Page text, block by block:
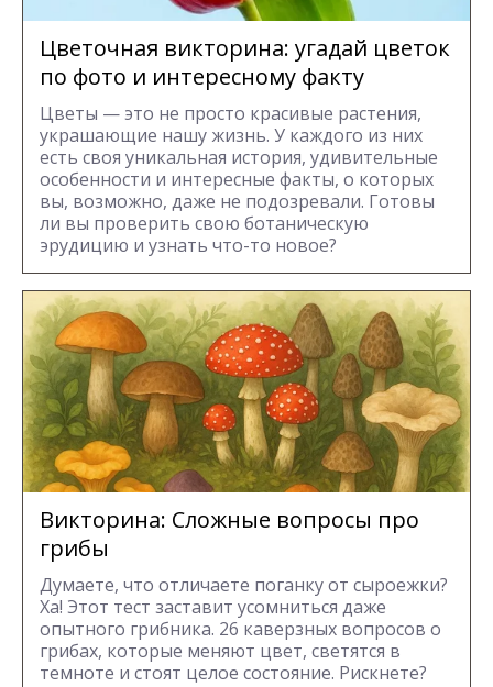
Цветочная викторина: угадай цветок
по фото и интересному факту
Цветы — это не просто красивые растения,
украшающие нашу жизнь. У каждого из них
есть своя уникальная история, удивительные
особенности и интересные факты, о которых
вы, возможно, даже не подозревали. Готовы
ли вы проверить свою ботаническую
эрудицию и узнать что-то новое?
Викторина: Сложные вопросы про
грибы
Думаете, что отличаете поганку от сыроежки?
Ха! Этот тест заставит усомниться даже
опытного грибника. 26 каверзных вопросов о
грибах, которые меняют цвет, светятся в
темноте и стоят целое состояние. Рискнете?